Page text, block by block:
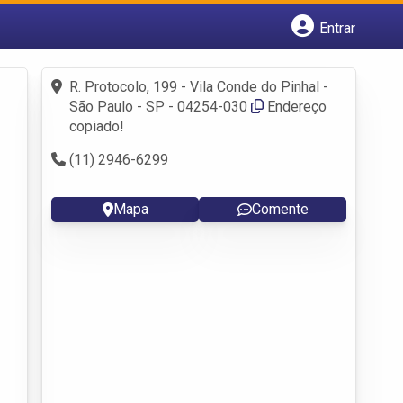
Entrar
Fazer login
Criar conta
R. Protocolo, 199 - Vila Conde do Pinhal -
São Paulo - SP - 04254-030
Endereço
copiado!
(11) 2946-6299
Mapa Comente